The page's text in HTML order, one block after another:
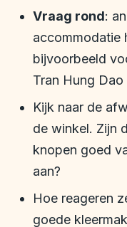
Vraag rond:
accommodatie
bijvoorbeeld
Tran Hung
Kijk naar de
de winkel. Zijn
knopen goed
aan?
Hoe reageren
goede